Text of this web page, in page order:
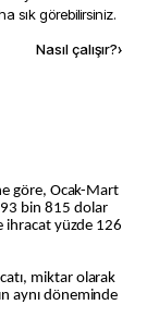
sık görebilirsiniz.
Nasıl çalışır?›
göre, Ocak-Mart
bin 815 dolar
ihracat yüzde 126
miktar olarak
aynı döneminde